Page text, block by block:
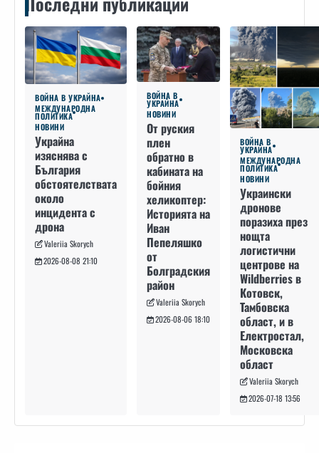
ВОЙНА В УКРАЙНА
МЕЖДУНАРОДНА
ПОЛИТИКА
НОВИНИ
Украйна
изяснява с
България
обстоятелствата
около
инцидента с
дрона
Valeriia Skorych
2026-08-08 21:10
ВОЙНА В
УКРАЙНА
НОВИНИ
От руския
плен
обратно в
кабината на
бойния
хеликоптер:
Историята на
Иван
Пепеляшко
от
Болградския
район
Valeriia Skorych
2026-08-06 18:10
ВОЙНА В
УКРАЙНА
МЕЖДУНАРОДНА
ПОЛИТИКА
НОВИНИ
Украински
дронове
поразиха през
нощта
логистични
центрове на
Wildberries в
Котовск,
Тамбовска
област, и в
Електростал,
Московска
област
Valeriia Skorych
2026-07-18 13:56